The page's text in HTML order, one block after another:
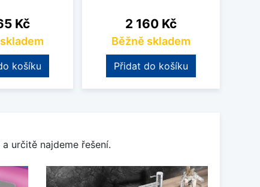
Kč
košíku
Cena
2 160 Kč
Běžně skladem
Přidat do košíku
určitě najdeme řešení.